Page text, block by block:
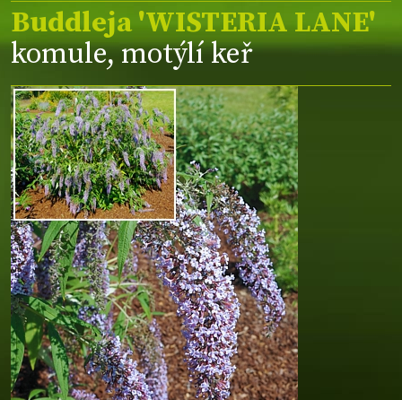
Buddleja 'WISTERIA LANE'
komule, motýlí keř